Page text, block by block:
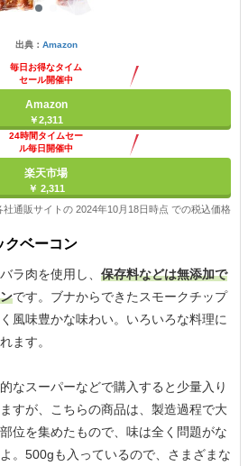
出典： Amazon
毎日お得なタイム
セール開催中
Amazon
￥2,311
24時間タイムセー
ル毎日開催中
楽天市場
￥ 2,311
通販サイトの 2024年10月18日時点 での税込価格
クベーコン
ラ肉を使用し、 保存料などは無添加で
です。ブナからできたスモークチップ
風味豊かな味わい。いろいろな料理に
ます。
なスーパーなどで購入すると少量入り
すが、こちらの商品は、製造過程で大
位を集めたもので、味は全く問題がな
。500gも入っているので、さまざまな